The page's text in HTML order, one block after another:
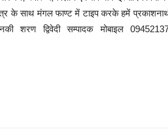
के साथ मंगल फाण्ट में टाइप करके हमें
द्विवेदी सम्पादक मोबाइल